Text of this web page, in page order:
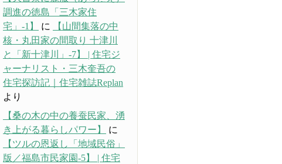
調進の徳島「三木家住
宅」-1】
に
【山間集落の中
核・丸田家の間取り 十津川
と「新十津川」-7】 | 住宅ジ
ャーナリスト・三木奎吾の
住宅探訪記｜住宅雑誌Replan
より
【桑の木の中の養蚕民家、湧
き上がる暮らしパワー】
に
【ツルの恩返し「地域民俗」
版／福島市民家園-5】 | 住宅